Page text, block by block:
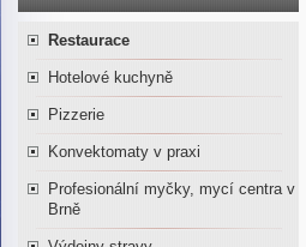
Restaurace
Hotelové kuchyně
Pizzerie
Konvektomaty v praxi
Profesionální myčky, mycí centra v
Brně